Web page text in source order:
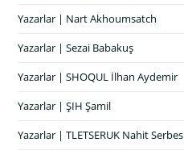
Yazarlar | Nart Akhoumsatch
Yazarlar | Sezai Babakuş
Yazarlar | SHOQUL İlhan Aydemir
Yazarlar | ŞIH Şamil
Yazarlar | TLETSERUK Nahit Serbes